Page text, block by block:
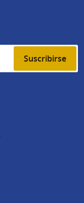
Suscribirse